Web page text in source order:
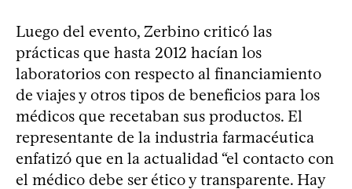
Luego del evento, Zerbino criticó las
prácticas que hasta 2012 hacían los
laboratorios con respecto al financiamiento
de viajes y otros tipos de beneficios para los
médicos que recetaban sus productos. El
representante de la industria farmacéutica
enfatizó que en la actualidad “el contacto con
el médico debe ser ético y transparente. Hay